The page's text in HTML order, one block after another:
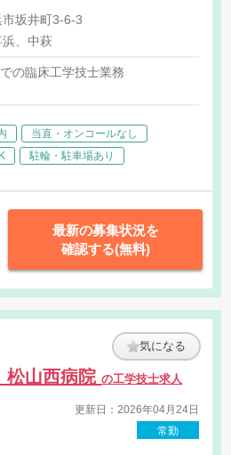
当:10,000円
坂井町3-6-3
、中萩
の臨床工学技士業務
当直・オンコールなし
駐輪・駐車場あり
最新の募集状況を
確認する(無料)
気になる
松山西病院の工学技士求人
更新日：2026年04月24日
常勤